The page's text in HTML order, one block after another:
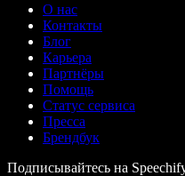
О нас
Контакты
Блог
Карьера
Партнёры
Помощь
Статус сервиса
Пресса
Брендбук
Подписывайтесь на